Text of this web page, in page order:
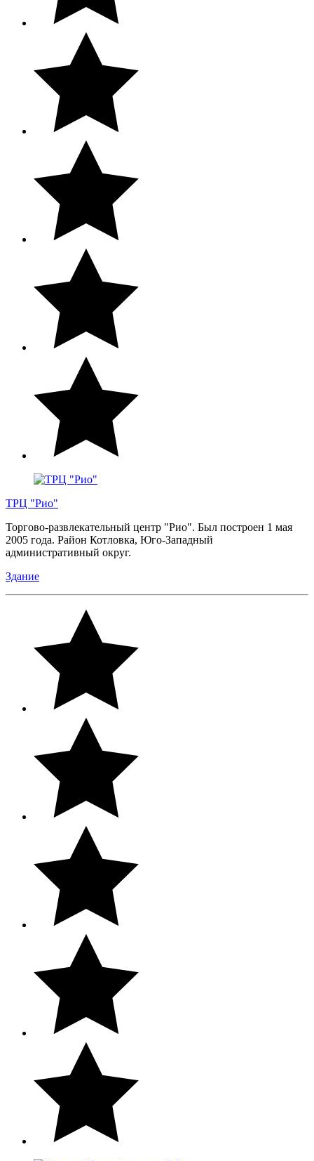
ТРЦ "Рио"
Торгово-развлекательный центр "Рио". Был построен 1 мая
2005 года. Район Котловка, Юго-Западный
административный округ.
Здание